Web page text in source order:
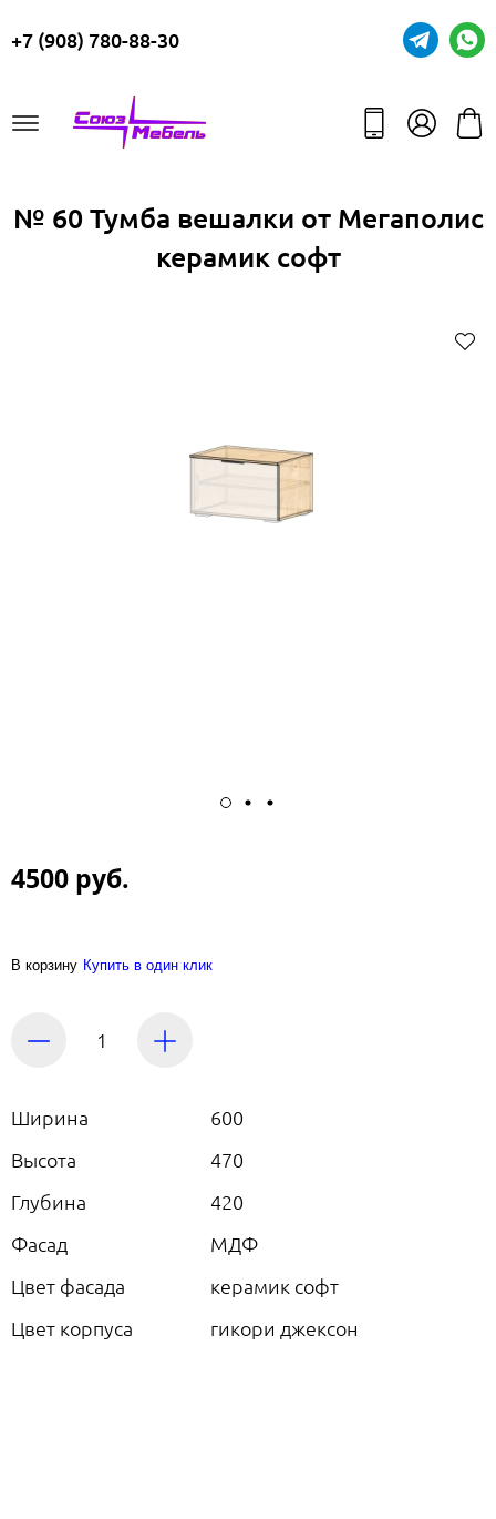
+7 (908) 780-88-30
№ 60 Тумба вешалки от Мегаполис
керамик софт
4500 руб.
В корзину Купить в один клик
Ширина
600
Высота
470
Глубина
420
Фасад
МДФ
Цвет фасада
керамик софт
Цвет корпуса
гикори джексон